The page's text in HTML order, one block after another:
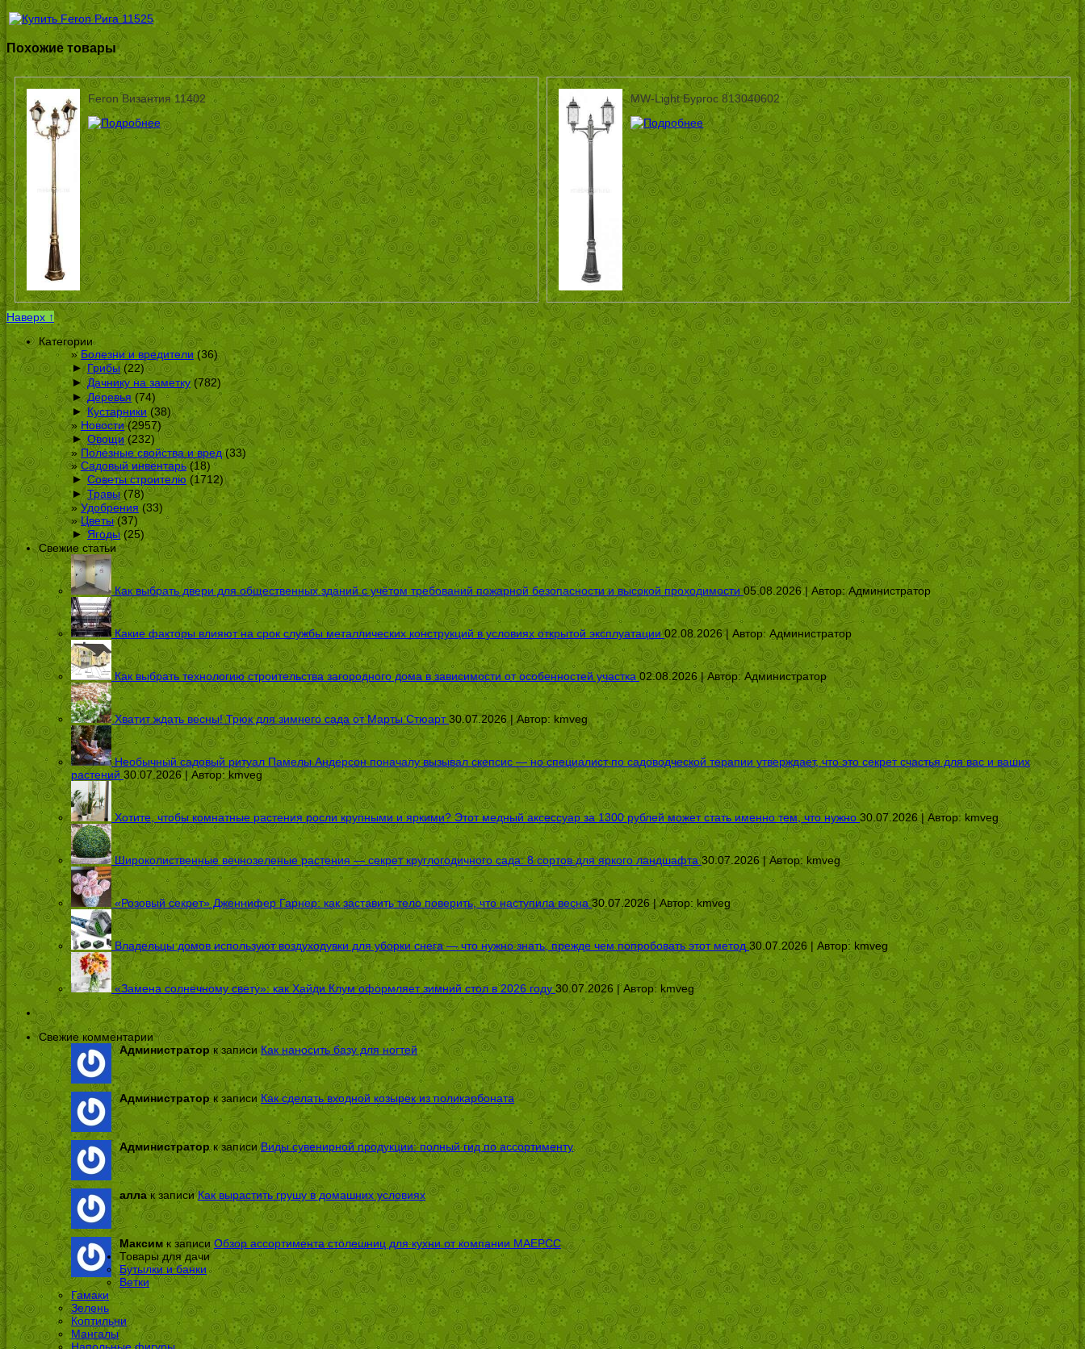
Похожие товары
Feron Византия 11402 MW-Light Бургос 813040602
Наверх ↑
Категории
Болезни и вредители(36)
► Грибы(22)
► Дачнику на заметку (782)
► Деревья (74)
► Кустарники (38)
Новости(2957)
► Овощи(232)
Полезные свойства и вред(33)
Садовый инвентарь(18)
► Советы строителю (1712)
► Травы(78)
Удобрения (33)
Цветы(37)
► Ягоды(25)
Свежие статьи
Как выбрать двери для общественных зданий с учётом требований пожарной безопасности и высокой проходимости 05.08.2026 | Автор:Администратор
Какие факторы влияют на срок службы металлических конструкций в условиях открытой эксплуатации 02.08.2026 | Автор: Администратор
Как выбрать технологию строительства загородного дома в зависимости от особенностей участка 02.08.2026 | Автор:Администратор
Хватит ждать весны! Трюк для зимнего сада от Марты Стюарт 30.07.2026 | Автор: kmveg
Необычный садовый ритуал Памелы Андерсон поначалу вызывал скепсис — но специалист по садоводческой терапии утверждает, что это секрет счастья для вас и ваших
растений 30.07.2026 | Автор:kmveg
Хотите, чтобы комнатные растения росли крупными и яркими? Этот медный аксессуар за 1300 рублей может стать именно тем, что нужно 30.07.2026 | Автор:kmveg
Широколиственные вечнозеленые растения — секрет круглогодичного сада: 8 сортов для яркого ландшафта 30.07.2026 | Автор: kmveg
«Розовый секрет» Дженнифер Гарнер: как заставить тело поверить, что наступила весна 30.07.2026 | Автор:kmveg
Владельцы домов используют воздуходувки для уборки снега — что нужно знать, прежде чем попробовать этот метод 30.07.2026 | Автор: kmveg
«Замена солнечному свету»: как Хайди Клум оформляет зимний стол в 2026 году 30.07.2026 | Автор: kmveg
Свежие комментарии
Администратор к записи Как наносить базу для ногтей
Администраторк записи Как сделать входной козырек из поликарбоната
Администраторк записиВиды сувенирной продукции: полный гид по ассортименту
аллак записиКак вырастить грушу в домашних условиях
Максимк записи Обзор ассортимента столешниц для кухни от компании МАЕРСС
Товары для дачи
Бутылки и банки
Ветки
Гамаки
Зелень
Коптильни
Мангалы